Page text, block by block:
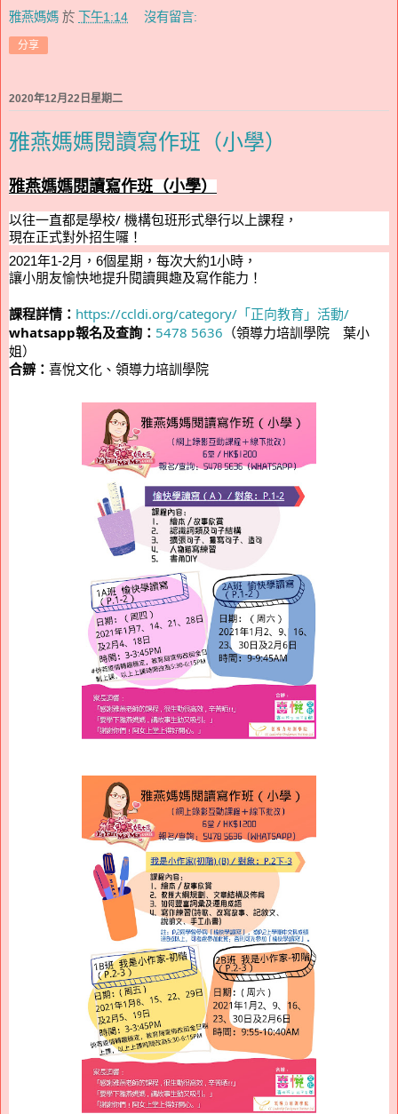
雅燕媽媽 於 下午1:14 沒有留言:
分享
2020年12月22日星期二
雅燕媽媽閱讀寫作班（小學）
雅燕媽媽閱讀寫作班（小學）
以往一直都是學校/ 機構包班形式舉行以上課程，
現在正式對外招生囉！
2021年1-2月， 6個星期， 每次大約1小時，
讓小朋友愉快地提升閱讀興趣及寫作能力！
課程詳情： https://ccldi.org/category/「正向教育」活動/
whatsapp報名及查詢： 5478 5636 （領導力培訓學院　葉小
合辧： 喜悅文化、領導力培訓學院